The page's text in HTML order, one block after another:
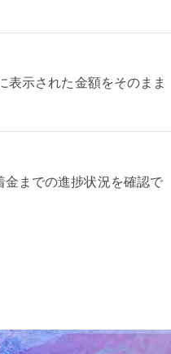
表示された金額をそのまま
までの進捗状況を確認で